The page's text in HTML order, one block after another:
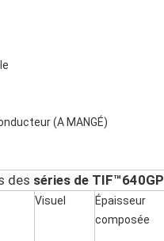
(A MANGÉ)
des séries de TIF™640GP
Visuel
Épaisseur
composée